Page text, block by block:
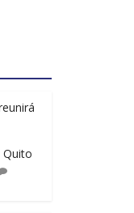
Quito